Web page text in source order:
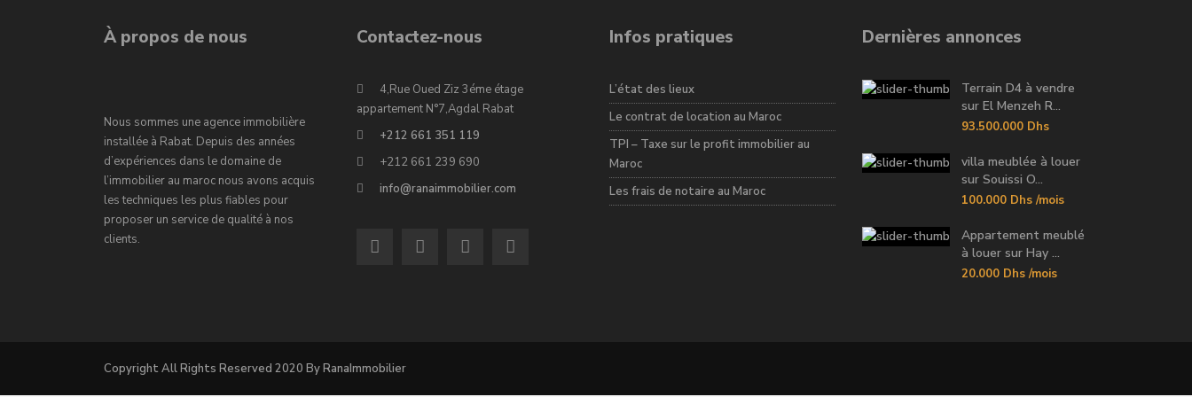
À propos de nous
Nous sommes une agence immobilière
installée à Rabat. Depuis des années
d’expériences dans le domaine de
l’immobilier au maroc nous avons acquis
les techniques les plus fiables pour
proposer un service de qualité à nos
clients.
Contactez-nous
4,Rue Oued Ziz 3éme étage
appartement N°7,Agdal Rabat
+212 661 351 119
+212 661 239 690
info@ranaimmobilier.com
Infos pratiques
L’état des lieux
Le contrat de location au Maroc
TPI – Taxe sur le profit immobilier au
Maroc
Les frais de notaire au Maroc
Dernières annonces
Terrain D4 à vendre
sur El Menzeh R...
93.500.000 Dhs
villa meublée à louer
sur Souissi O...
100.000 Dhs /mois
Appartement meublé
à louer sur Hay ...
20.000 Dhs /mois
Copyright All Rights Reserved 2020 By RanaImmobilier